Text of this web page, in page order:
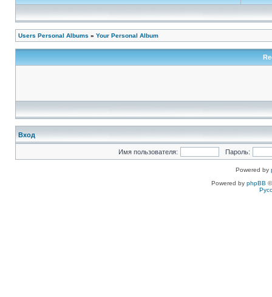
Users Personal Albums » Your Personal Album
Вход
Имя пользователя: Пароль:
Powered by
Powered by phpBB